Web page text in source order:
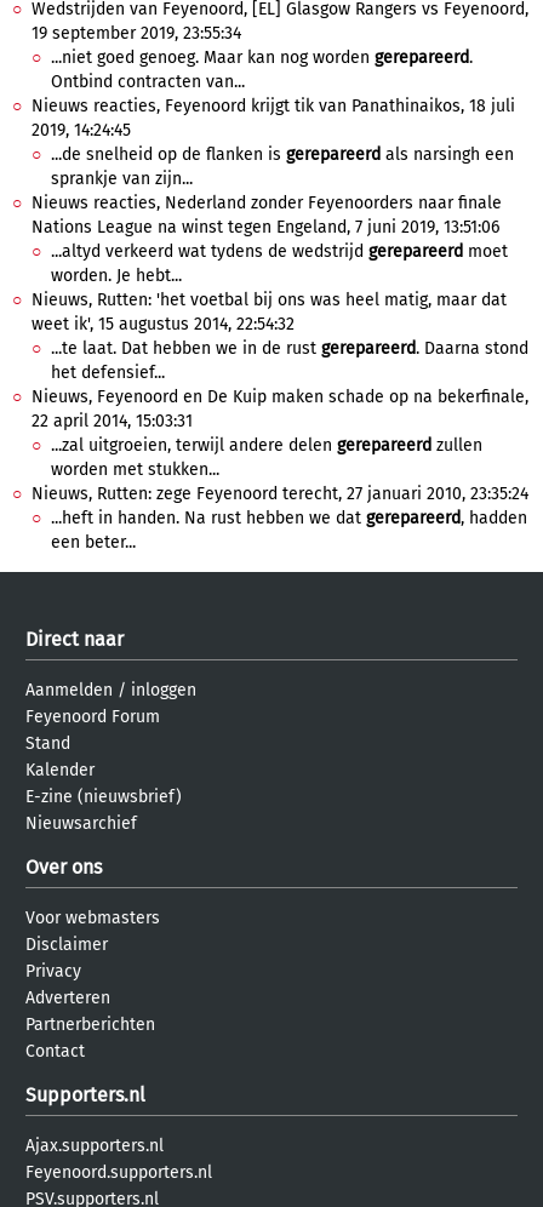
Wedstrijden van Feyenoord, [EL] Glasgow Rangers vs Feyenoord,
19 september 2019, 23:55:34
...niet goed genoeg. Maar kan nog worden gerepareerd.
Ontbind contracten van...
Nieuws reacties, Feyenoord krijgt tik van Panathinaikos, 18 juli
2019, 14:24:45
...de snelheid op de flanken is gerepareerd als narsingh een
sprankje van zijn...
Nieuws reacties, Nederland zonder Feyenoorders naar finale
Nations League na winst tegen Engeland, 7 juni 2019, 13:51:06
...altyd verkeerd wat tydens de wedstrijd gerepareerd moet
worden. Je hebt...
Nieuws, Rutten: 'het voetbal bij ons was heel matig, maar dat
weet ik', 15 augustus 2014, 22:54:32
...te laat. Dat hebben we in de rust gerepareerd. Daarna stond
het defensief...
Nieuws, Feyenoord en De Kuip maken schade op na bekerfinale,
22 april 2014, 15:03:31
...zal uitgroeien, terwijl andere delen gerepareerd zullen
worden met stukken...
Nieuws, Rutten: zege Feyenoord terecht, 27 januari 2010, 23:35:24
...heft in handen. Na rust hebben we dat gerepareerd, hadden
een beter...
Direct naar
Aanmelden / inloggen
Feyenoord Forum
Stand
Kalender
E-zine (nieuwsbrief)
Nieuwsarchief
Over ons
Voor webmasters
Disclaimer
Privacy
Adverteren
Partnerberichten
Contact
Supporters.nl
Ajax.supporters.nl
Feyenoord.supporters.nl
PSV.supporters.nl